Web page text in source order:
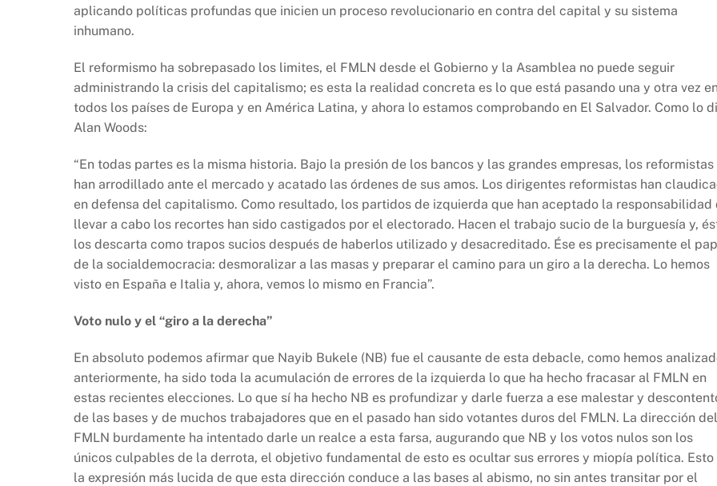
aplicando políticas profundas que inicien un proceso revolucionario en contra del capital y su sistema
inhumano.
El reformismo ha sobrepasado los limites, el FMLN desde el Gobierno y la Asamblea no puede seguir
administrando la crisis del capitalismo; es esta la realidad concreta es lo que está pasando una y otra vez en
todos los países de Europa y en América Latina, y ahora lo estamos comprobando en El Salvador. Como lo
Alan Woods:
“En todas partes es la misma historia. Bajo la presión de los bancos y las grandes empresas, los reformistas
han arrodillado ante el mercado y acatado las órdenes de sus amos. Los dirigentes reformistas han
en defensa del capitalismo. Como resultado, los partidos de izquierda que han aceptado la responsabilidad
llevar a cabo los recortes han sido castigados por el electorado. Hacen el trabajo sucio de la burguesía y,
los descarta como trapos sucios después de haberlos utilizado y desacreditado. Ése es precisamente el
de la socialdemocracia: desmoralizar a las masas y preparar el camino para un giro a la derecha. Lo hemos
visto en España e Italia y, ahora, vemos lo mismo en Francia”.
Voto nulo y el “giro a la derecha”
En absoluto podemos afirmar que Nayib Bukele (NB) fue el causante de esta debacle, como hemos
anteriormente, ha sido toda la acumulación de errores de la izquierda lo que ha hecho fracasar al FMLN en
estas recientes elecciones. Lo que sí ha hecho NB es profundizar y darle fuerza a ese malestar y
de las bases y de muchos trabajadores que en el pasado han sido votantes duros del FMLN. La dirección del
FMLN burdamente ha intentado darle un realce a esta farsa, augurando que NB y los votos nulos son los
únicos culpables de la derrota, el objetivo fundamental de esto es ocultar sus errores y miopía política. Esto
la expresión más lucida de que esta dirección conduce a las bases al abismo, no sin antes transitar por el